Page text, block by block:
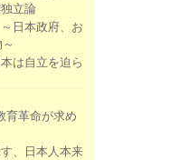
立論
日本政府、お
は自立を迫ら
育革命が求め
、日本人本来